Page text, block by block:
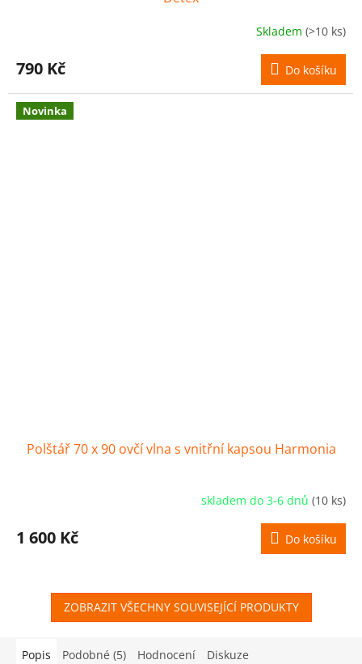
Skladem (>10 ks)
790 Kč Do košíku
Novinka
Polštář 70 x 90 ovčí vlna s vnitřní kapsou Harmonia
skladem do 3-6 dnů (10 ks)
1 600 Kč Do košíku
ZOBRAZIT VŠECHNY SOUVISEJÍCÍ PRODUKTY
Popis Podobné (5) Hodnocení Diskuze